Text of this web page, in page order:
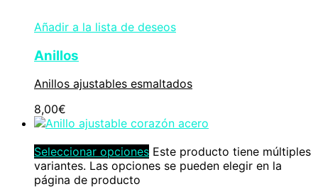
Añadir a la lista de deseos
Anillos
Anillos ajustables esmaltados
8,00€
Seleccionar opciones Este producto tiene múltiples
variantes. Las opciones se pueden elegir en la
página de producto